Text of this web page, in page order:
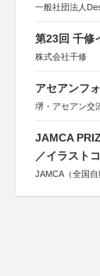
一般社団法人
第23回 千修
株式会社千修
アセアンフ
堺・アセアン交
JAMCA
／イラスト
JAMCA（全国自